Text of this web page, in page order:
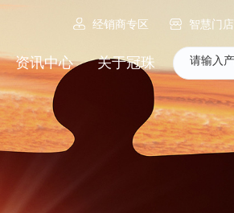
经销商专区 智慧门店
资讯中心 关于冠珠